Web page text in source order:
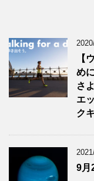
【
め
さ
エ
ク
9月